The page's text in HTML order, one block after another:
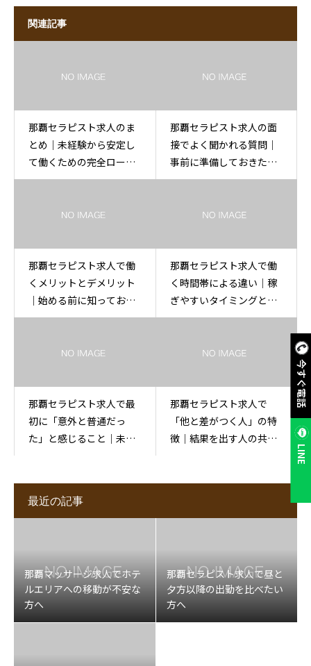
今すぐ電話
LINE
関連記事
那覇セラピスト求人のま
とめ｜未経験から安定し
て働くための完全ロード
マップ
那覇セラピスト求人の面
接でよく聞かれる質問｜
事前に準備しておきたい
ポイント
那覇セラピスト求人で働
くメリットとデメリット
｜始める前に知っておき
たい現実
那覇セラピスト求人で働
く時間帯による違い｜稼
ぎやすいタイミングと働
き方の考え方
那覇セラピスト求人で最
初に「意外と普通だっ
た」と感じること｜未経
那覇セラピスト求人で
「他と差がつく人」の特
徴｜結果を出す人の共通
最近の記事
那覇マッサージ求人でホテ
ルエリアへの移動が不安な
方へ
那覇セラピスト求人で昼と
夕方以降の出勤を比べたい
方へ